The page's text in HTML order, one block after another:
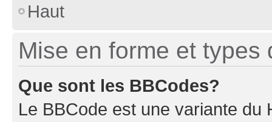
Haut
Mise en forme et types
Que sont les BBCodes?
Le BBCode est une variante du